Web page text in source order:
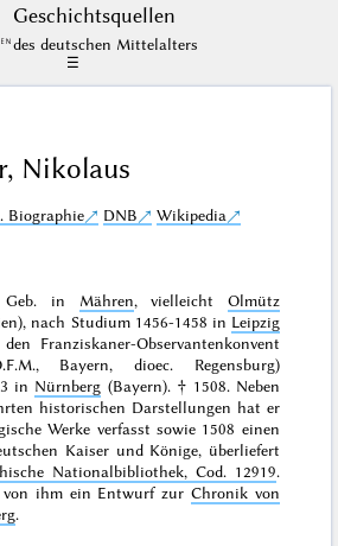
Geschichts­quellen
des deutschen Mittelalters
☰
Nikolaus
Biographie DNB Wikipedia
Geb. in Mähren, vielleicht Olmütz
nach Studium 1456-1458 in Leipzig
Franziskaner-Observantenkonvent
Bayern, dioec. Regensburg)
in Nürnberg (Bayern). † 1508. Neben
historischen Darstellungen hat er
Werke verfasst sowie 1508 einen
Kaiser und Könige, überliefert
Nationalbibliothek, Cod. 12919.
von ihm ein Entwurf zur Chronik von
.